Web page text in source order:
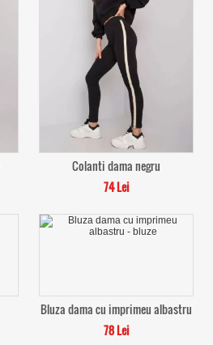
Colanti dama negru
74 Lei
Bluza dama cu imprimeu albastru
78 Lei